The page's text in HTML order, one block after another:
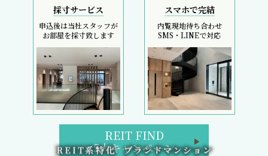
採寸サービス
申込後は当社スタッフが
お部屋を採寸致します
スマホで完結
内覧現地待ち合わせ
SMS・LINEで対応
REIT FIND
5大キャンペーン